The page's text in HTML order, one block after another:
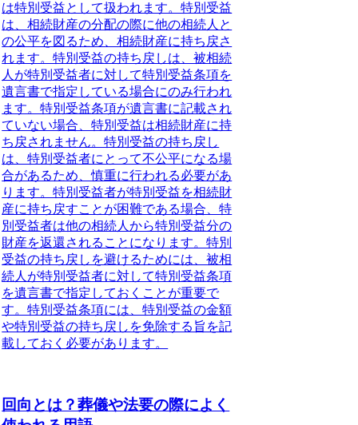
は特別受益として扱われます。特別受益
は、相続財産の分配の際に他の相続人と
の公平を図るため、相続財産に持ち戻さ
れます。特別受益の持ち戻しは、被相続
人が特別受益者に対して特別受益条項を
遺言書で指定している場合にのみ行われ
ます。特別受益条項が遺言書に記載され
ていない場合、特別受益は相続財産に持
ち戻されません。特別受益の持ち戻し
は、特別受益者にとって不公平になる場
合があるため、慎重に行われる必要があ
ります。特別受益者が特別受益を相続財
産に持ち戻すことが困難である場合、特
別受益者は他の相続人から特別受益分の
財産を返還されることになります。特別
受益の持ち戻しを避けるためには、被相
続人が特別受益者に対して特別受益条項
を遺言書で指定しておくことが重要で
す。特別受益条項には、特別受益の金額
や特別受益の持ち戻しを免除する旨を記
載しておく必要があります。
回向とは？葬儀や法要の際によく